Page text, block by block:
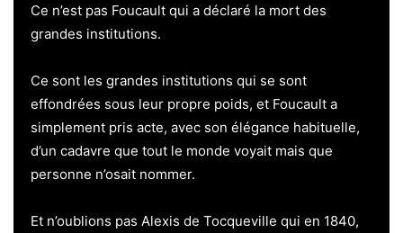
Ce n’est pas Foucault qui a déclaré la mort des
grandes institutions.
Ce sont les grandes institutions qui se sont
effondrées sous leur propre poids, et Foucault a
simplement pris acte, avec son élégance habituelle,
d’un cadavre que tout le monde voyait mais que
personne n’osait nommer.
Et n’oublions pas Alexis de Tocqueville qui en 1840,